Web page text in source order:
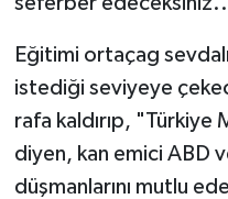
Eğitimi ortaçag
istediği seviyeye
rafa kaldırıp, "Türkiye
diyen, kan emici ABD
düşmanlarını mutlu